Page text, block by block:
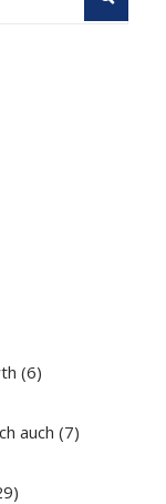
(6)
auch (7)